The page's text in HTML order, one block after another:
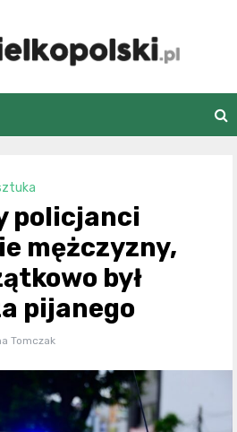
policjanci
mężczyzny,
był
pijanego
Tomczak